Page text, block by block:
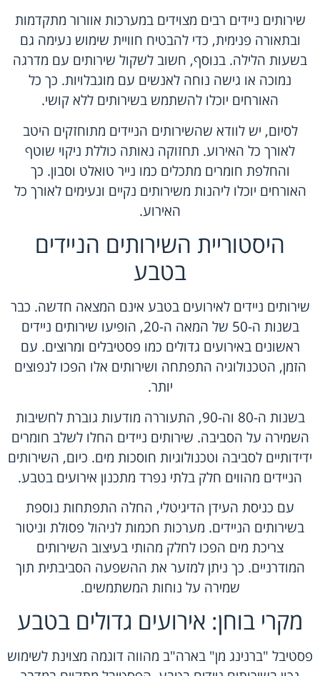
שירותים ניידים רבים מצוידים במערכות אוורור מתקדמות
ובתאורה פנימית, כדי להבטיח חוויית שימוש נעימה גם
בשעות הלילה. בנוסף, חשוב לשקול שירותים עם מדרגה
נמוכה או גישה נוחה לאנשים עם מוגבלויות. כך כל
האורחים יוכלו להשתמש בשירותים ללא קושי.
לסיום, יש לוודא שהשירותים הניידים מתוחזקים היטב
לאורך כל האירוע. תחזוקה נאותה כוללת ניקוי שוטף
והחלפת חומרים מתכלים כמו נייר טואלט וסבון. כך
האורחים יוכלו ליהנות משירותים נקיים ונעימים לאורך כל
האירוע.
היסטוריית השירותים הניידים
בטבע
שירותים ניידים לאירועים בטבע אינם המצאה חדשה. כבר
בשנות ה-50 של המאה ה-20, הופיעו שירותים ניידים
ראשונים באירועים גדולים כמו פסטיבלים ומרוצים. עם
הזמן, הטכנולוגיה התפתחה ושירותים אלו הפכו לנפוצים
יותר.
בשנות ה-80 וה-90, התעוררה מודעות גוברת לחשיבות
השמירה על הסביבה. שירותים ניידים החלו לשלב חומרים
ידידותיים לסביבה וטכנולוגיות חוסכות מים. כיום, השירותים
הניידים מהווים חלק בלתי נפרד מתכנון אירועים בטבע.
עם כניסת העידן הדיגיטלי, החלה התפתחות נוספת
בשירותים הניידים. מערכות חכמות לניהול פסולת וניטור
צריכת מים הפכו לחלק מהותי בעיצוב השירותים
המודרניים. כך ניתן למזער את ההשפעה הסביבתית תוך
שמירה על נוחות המשתמשים.
מקרי בוחן: אירועים גדולים בטבע
פסטיבל "ברנינג מן" בארה"ב מהווה דוגמה מצוינת לשימוש